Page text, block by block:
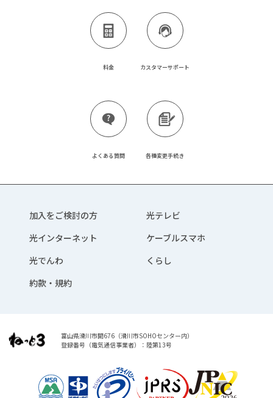
料金 カスタマーサポート
よくある質問 各種変更手続き
加入をご検討の方
光テレビ
光インターネット
ケーブルスマホ
光でんわ
くらし
約款・規約
富山県滑川市開676（滑川市SOHOセンター内）
登録番号（電気通信事業者）：陸第13号